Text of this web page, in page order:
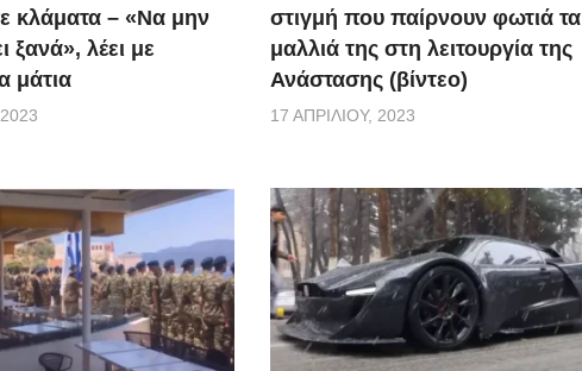
κλάματα – «Να μην
ξανά», λέει με
μάτια
στιγμή που παίρνουν φωτιά τα
μαλλιά της στη λειτουργία της
Ανάστασης (βίντεο)
17 ΑΠΡΙΛΊΟΥ, 2023